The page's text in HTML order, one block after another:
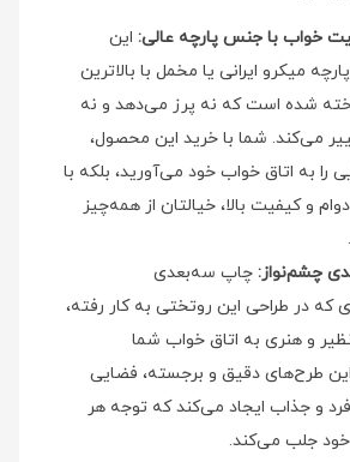
خواب با جنس پارچه عالی: این
میکرو ایرانی یا مخمل با بالاترین
شده است که نه پرز می‌دهد و نه
می‌کند. شما با خرید این محصول،
را به اتاق خواب خود می‌آورید، بلکه با
و کیفیت بالا، خیالتان از همه‌چیز
چشم‌نواز: چاپ سه‌بعدی
که در طراحی این روتختی به کار رفته،
و هنری به اتاق خواب شما
طرح‌های دقیق و برجسته، فضایی
و جذاب ایجاد می‌کند که توجه هر
جلب می‌کند.